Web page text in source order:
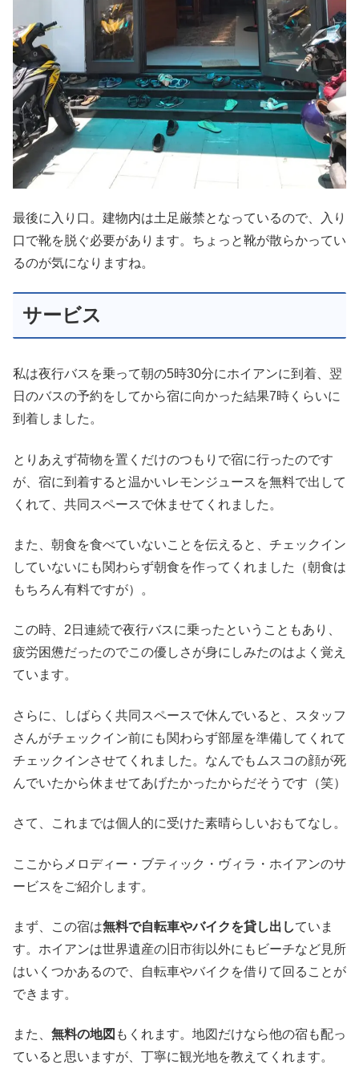
最後に入り口。建物内は土足厳禁となっているので、入り
口で靴を脱ぐ必要があります。ちょっと靴が散らかってい
るのが気になりますね。
サービス
私は夜行バスを乗って朝の5時30分にホイアンに到着、翌
日のバスの予約をしてから宿に向かった結果7時くらいに
到着しました。
とりあえず荷物を置くだけのつもりで宿に行ったのです
が、宿に到着すると温かいレモンジュースを無料で出して
くれて、共同スペースで休ませてくれました。
また、朝食を食べていないことを伝えると、チェックイン
していないにも関わらず朝食を作ってくれました（朝食は
もちろん有料ですが）。
この時、2日連続で夜行バスに乗ったということもあり、
疲労困憊だったのでこの優しさが身にしみたのはよく覚え
ています。
さらに、しばらく共同スペースで休んでいると、スタッフ
さんがチェックイン前にも関わらず部屋を準備してくれて
チェックインさせてくれました。なんでもムスコの顔が死
んでいたから休ませてあげたかったからだそうです（笑）
さて、これまでは個人的に受けた素晴らしいおもてなし。
ここからメロディー・ブティック・ヴィラ・ホイアンのサ
ービスをご紹介します。
まず、この宿は無料で自転車やバイクを貸し出していま
す。ホイアンは世界遺産の旧市街以外にもビーチなど見所
はいくつかあるので、自転車やバイクを借りて回ることが
できます。
また、 無料の地図 もくれます。地図だけなら他の宿も配っ
ていると思いますが、丁寧に観光地を教えてくれます。